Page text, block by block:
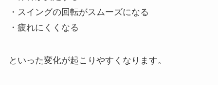
・スイングの回転がスムーズになる
・疲れにくくなる
といった変化が起こりやすくなります。